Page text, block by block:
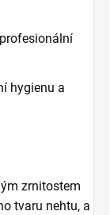
hygienu a
zrnitostem
tvaru nehtu, a